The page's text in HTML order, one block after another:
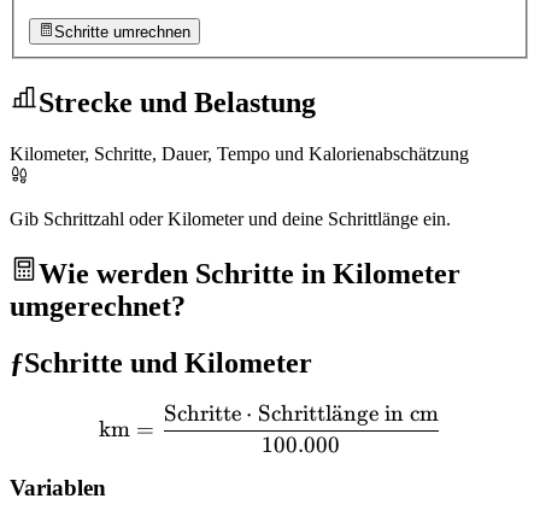
Schritte umrechnen
Strecke und Belastung
Kilometer, Schritte, Dauer, Tempo und Kalorienabschätzung
Gib Schrittzahl oder Kilometer und deine Schrittlänge ein.
Wie werden Schritte in Kilometer
umgerechnet?
ƒSchritte und Kilometer
\text{km} =
km =
100.000
Schritte ⋅ Schrittla
¨nge in cm
Variablen